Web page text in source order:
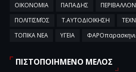
ΟΙΚΟΝΟΜΙΑ
ΠΑΠΑΔΗΣ ΠΕΡΙΒΑΛΛΟΝ
ΠΟΛΙΤΙΣΜΌΣ
Τ.ΑΥΤΟΔΙΟΙΚΗΣΗ
ΤΟΠΙΚΑ ΝΕΑ
ΥΓΕΙΑ
ΠΙΣΤΟΠΟΙΗΜΕΝΟ ΜΕΛΟΣ